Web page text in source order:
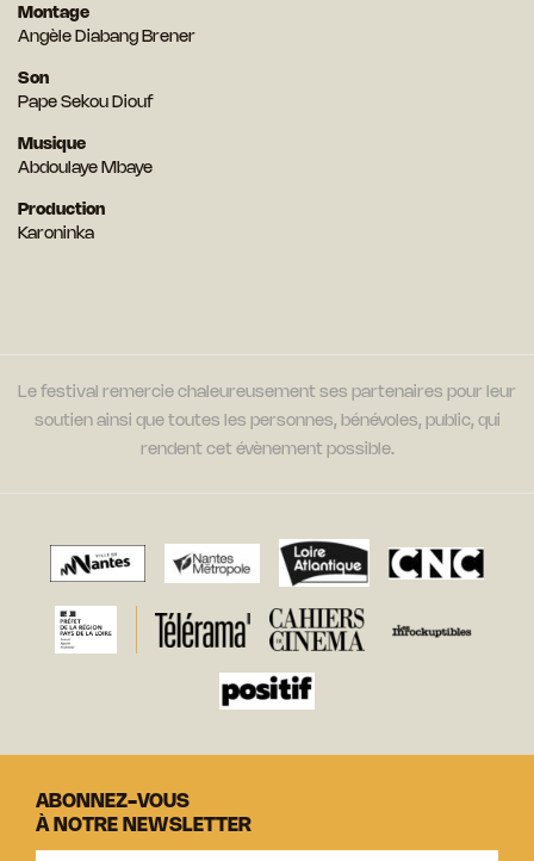
Montage
Angèle Diabang Brener
Son
Pape Sekou Diouf
Musique
Abdoulaye Mbaye
Production
Karoninka
Le festival remercie chaleureusement ses partenaires pour leur
soutien ainsi que toutes les personnes, bénévoles, public, qui
rendent cet évènement possible.
ABONNEZ-VOUS
À NOTRE NEWSLETTER